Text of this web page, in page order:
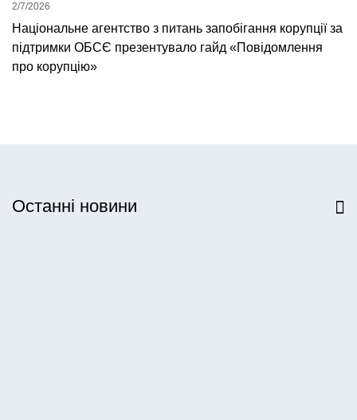
Національне агентство з питань запобігання корупції за
підтримки ОБСЄ презентувало гайд «Повідомлення
про корупцію»
2/7/2026
Останні новини